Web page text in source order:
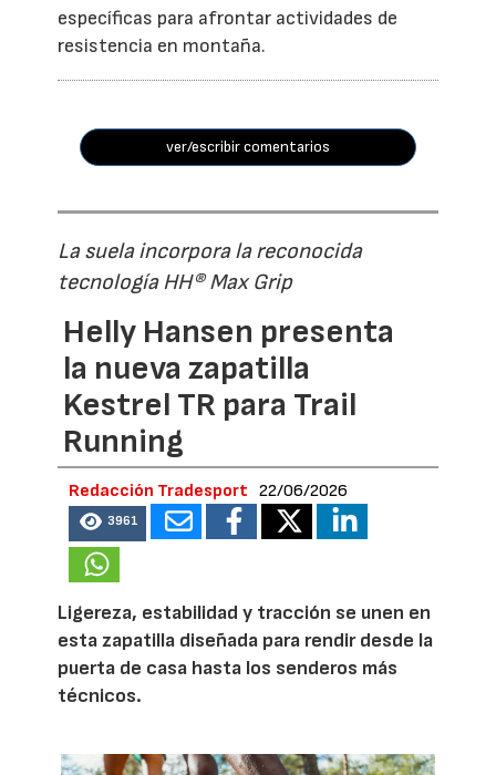
específicas para afrontar actividades de
resistencia en montaña.
ver/escribir comentarios
La suela incorpora la reconocida
tecnología HH® Max Grip
Helly Hansen presenta
la nueva zapatilla
Kestrel TR para Trail
Running
Redacción Tradesport 22/06/2026
3961
Ligereza, estabilidad y tracción se unen en
esta zapatilla diseñada para rendir desde la
puerta de casa hasta los senderos más
técnicos.